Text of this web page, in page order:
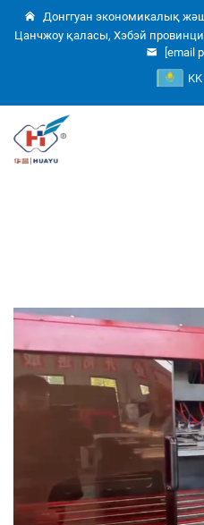
Донггуан экономикалық
Цанчжоу қаласы, Хэбэй
[email
KK